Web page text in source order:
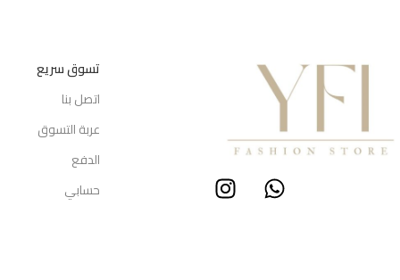
تسوق سريع
اتصل بنا
عربة التسوق
الدفع
حسابي